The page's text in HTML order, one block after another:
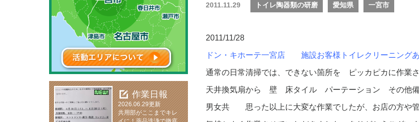
2011.11.29 トイレ陶器類の研磨 愛知県 一宮市
2011/11/28
ドン・キホーテ一宮店 施設お客様トイレクリーニングあ
通常の日常清掃では、できない箇所を ピッカピカに作業さ
天井換気扇から 壁 床タイル パーテーション その他
男女共 思った以上に大変な作業でしたが、お店の方や管
作業日報
2026.06.29更新
共用部がここまでキレ